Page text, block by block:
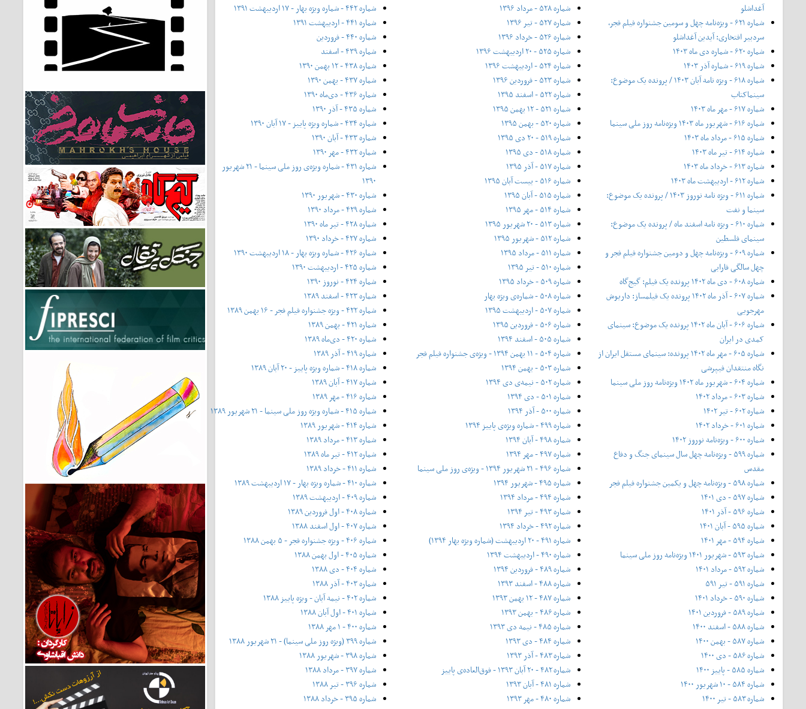
آغداشلو
شماره ۶۲۱ - ویژه‌نامه چهل‌ و‌ سومین جشنواره فیلم فجر،
سردبیر افتخاری: آیدین آغداشلو
شماره ۶۲۰ - شماره دی ماه ۱۴۰۳
شماره ۶۱۹ - شماره آذر ۱۴۰۳
شماره ۶۱۸ - ویژه نامه آبان ۱۴۰۳ / پرونده یک موضوع:
سینماکتاب
شماره ۶۱۷ - مهر ماه ۱۴۰۳
شماره ۶۱۶ - شهریور ماه ۱۴۰۳ ویژه‌نامه روز ملی سینما
شماره ۶۱۵ - مرداد ماه ۱۴۰۳
شماره ۶۱۴ - تیر ماه ۱۴۰۳
شماره ۶۱۳ - خرداد ماه ۱۴۰۳
شماره ۶۱۲ - اردیبهشت ماه ۱۴۰۳
شماره ۶۱۱ - ویژه نامه نوروز ۱۴۰۳ / پرونده یک موضوع:
سینما و نفت
شماره ۶۱۰ - ویژه نامه اسفند ماه / پرونده یک موضوع:
سینمای فلسطین
شماره ۶۰۹ - ویژه‌نامه چهل و دومین جشنواره فیلم فجر و
چهل سالگی فارابی
شماره ۶۰۸ - دی ماه ۱۴۰۲ پرونده یک فیلم: گیج‌گاه
شماره ۶۰۷ - آذر ماه ۱۴۰۲ پرونده یک فیلمساز: داریوش
مهرجویی
شماره ۶۰۶ - آبان ماه ۱۴۰۲ پرونده یک موضوع: سینمای
کمدی در ایران
شماره ۶۰۵ - مهر ماه ۱۴۰۲ پرونده: سینمای مستقل ایران از
نگاه منتقدان فیپرشی
شماره ۶۰۴ - شهریور ماه ۱۴۰۲ ویژه‌نامه روز ملی سینما
شماره ۶۰۳ - مرداد ۱۴۰۲
شماره ۶۰۲ - تیر ۱۴۰۲
شماره ۶۰۱ - خرداد ۱۴۰۲
شماره ۶۰۰ - ویژه‌نامه نوروز ۱۴۰۲
شماره ۵۹۹ - ویژه‌نامه چهل سال سینمای جنگ و دفاع
مقدس
شماره ۵۹۸ - ویژه‌نامه چهل و یکمین جشنواره فیلم فجر
شماره ۵۹۷ - دی ۱۴۰۱
شماره ۵۹۶ - آذر ۱۴۰۱
شماره ۵۹۵ - آبان ۱۴۰۱
شماره ۵۹۴ - مهر ۱۴۰۱
شماره ۵۹۳ - شهریور ۱۴۰۱ ویژه‌نامه روز ملی سینما
شماره ۵۹۲ - مرداد ۱۴۰۱
شماره ۵۹۱ - تیر ۵۹۱
شماره ۵۹۰ - خرداد ۱۴۰۱
شماره ۵۸۹ - فروردین ۱۴۰۱
شماره ۵۸۸ - اسفند ۱۴۰۰
شماره ۵۸۷ - بهمن ۱۴۰۰
شماره ۵۸۶ - دی ۱۴۰۰
شماره ۵۸۵ - پاییز ۱۴۰۰
شماره ۵۸۴ - ۱۰ شهریور ۱۴۰۰
شماره ۵۸۳ - تیر ۱۴۰۰
شماره ۵۲۸ - مرداد ۱۳۹۶
شماره ۵۲۷ - تیر ۱۳۹۶
شماره ۵۲۶ - خرداد ۱۳۹۶
شماره ۵۲۵ - ۲۰ اردیبهشت ۱۳۹۶
شماره ۵۲۴ - اردیبهشت ۱۳۹۶
شماره ۵۲۳ - فروردین ۱۳۹۶
شماره ۵۲۲ - اسفند ۱۳۹۵
شماره ۵۲۱ - ۱۲ بهمن ۱۳۹۵
شماره ۵۲۰ - بهمن ۱۳۹۵
شماره ۵۱۹ - ۲۰ دی ۱۳۹۵
شماره ۵۱۸ - دی ۱۳۹۵
شماره ۵۱۷ - آذر ۱۳۹۵
شماره ۵۱۶ - بیست آبان ۱۳۹۵
شماره ۵۱۵ - آبان ۱۳۹۵
شماره ۵۱۴ - مهر ۱۳۹۵
شماره ۵۱۳ - ۲۰ شهریور ۱۳۹۵
شماره ۵۱۲ - شهریور ۱۳۹۵
شماره ۵۱۱ - مرداد ۱۳۹۵
شماره ۵۱۰ - تیر ۱۳۹۵
شماره ۵۰۹ - خرداد ۱۳۹۵
شماره ۵۰۸ - شماره‌ی ویژه بهار
شماره ۵۰۷ - اردیبهشت ۱۳۹۵
شماره ۵۰۶ - فروردین ۱۳۹۵
شماره ۵۰۵ - اسفند ۱۳۹۴
شماره ۵۰۴ - ۱۱ بهمن ۱۳۹۴ - ویژه‌ی جشنواره فیلم فجر
شماره ۵۰۳ - بهمن ۱۳۹۴
شماره ۵۰۲ - نیمه‌ی دی ۱۳۹۴
شماره ۵۰۱ - دی ۱۳۹۴
شماره ۵۰۰ - آذر ۱۳۹۴
شماره ۴۹۹ - شماره ویژه‌ی پاییز ۱۳۹۴
شماره ۴۹۸ - آبان ۱۳۹۴
شماره ۴۹۷ - مهر ۱۳۹۴
شماره ۴۹۶ - ۲۱ شهریور ۱۳۹۴ - ویژه‌ی روز ملی سینما
شماره ۴۹۵ - شهریور ۱۳۹۴
شماره ۴۹۴ - مرداد ۱۳۹۴
شماره ۴۹۳ - تیر ۱۳۹۴
شماره ۴۹۲ - خرداد ۱۳۹۴
شماره ۴۹۱ - ۲۰ اردیبهشت (شماره ویژه بهار ۱۳۹۴)
شماره ۴۹۰ - اردیبهشت ۱۳۹۴
شماره ۴۸۹ - فروردین ۱۳۹۴
شماره ۴۸۸ - اسفند ۱۳۹۳
شماره ۴۸۷ - ۱۲ بهمن ۱۳۹۳
شماره ۴۸۶ - بهمن ۱۳۹۳
شماره ۴۸۵ - نیمه دی ۱۳۹۳
شماره ۴۸۴ - دی ۱۳۹۳
شماره ۴۸۳ - آذر ۱۳۹۳
شماره ۴۸۲ - ۲۰ آبان ۱۳۹۳ - فوق‌العاده‌ی پاییز
شماره ۴۸۱ - آبان ۱۳۹۳
شماره ۴۸۰ - مهر ۱۳۹۳
شماره ۴۴۲ - شماره ویژه بهار - ۱۷ اردیبهشت ۱۳۹۱
شماره ۴۴۱ - اردیبهشت ۱۳۹۱
شماره ۴۴۰ - فروردین
شماره ۴۳۹ - اسفند
شماره ۴۳۸ - ۱۲ بهمن ۱۳۹۰
شماره ۴۳۷ - بهمن ۱۳۹۰
شماره ۴۳۶ - دی‌ماه ۱۳۹۰
شماره ۴۳۵ - آذر ۱۳۹۰
شماره ۴۳۴ - شماره ویژه پاییز - ۱۷ آبان ۱۳۹۰
شماره ۴۳۳ - آبان ۱۳۹۰
شماره ۴۳۲ - مهر ۱۳۹۰
شماره ۴۳۱ - شماره ویژه‌ی روز ملی سینما - ۲۱ شهریور
۱۳۹۰
شماره ۴۳۰ - شهریور ۱۳۹۰
شماره ۴۲۹ - مرداد ۱۳۹۰
شماره ۴۲۸ - تیر ماه ۱۳۹۰
شماره ۴۲۷ - خرداد ۱۳۹۰
شماره ۴۲۶ - شماره ویژه بهار - ۱۸ اردیبهشت ۱۳۹۰
شماره ۴۲۵ - اردیبهشت ۱۳۹۰
شماره ۴۲۴ - نوروز ۱۳۹۰
شماره ۴۲۳ - اسفند ۱۳۸۹
شماره ۴۲۲ - ویژه جشنواره فیلم فجر - ۱۶ بهمن ۱۳۸۹
شماره ۴۲۱ - بهمن ۱۳۸۹
شماره ۴۲۰ - دی‌ماه ۱۳۸۹
شماره ۴۱۹ - آذر ۱۳۸۹
شماره ۴۱۸ - شماره ویژه پاییز - ۲۰ آبان ۱۳۸۹
شماره ۴۱۷ - آبان ۱۳۸۹
شماره ۴۱۶ - مهر ۱۳۸۹
شماره ۴۱۵ - شماره ویژه روز ملی سینما - ۲۱ شهریور ۱۳۸۹
شماره ۴۱۴ - شهریور ۱۳۸۹
شماره ۴۱۳ - مرداد ۱۳۸۹
شماره ۴۱۲ - تیر ماه ۱۳۸۹
شماره ۴۱۱ - خرداد ۱۳۸۹
شماره ۴۱۰ - شماره ویژه بهار - ۱۷ اردیبهشت ۱۳۸۹
شماره ۴۰۹ - اردیبهشت ۱۳۸۹
شماره ۴۰۸ - اول فروردین ۱۳۸۹
شماره ۴۰۷ - اول اسفند ۱۳۸۸
شماره ۴۰۶ - ویژه جشنواره فجر - ۵ بهمن ۱۳۸۸
شماره ۴۰۵ - اول بهمن ۱۳۸۸
شماره ۴۰۴ - دی ۱۳۸۸
شماره ۴۰۳ - آذر ۱۳۸۸
شماره ۴۰۲ - نیمه آبان - ویژه پاییز ۱۳۸۸
شماره ۴۰۱ - اول آبان ۱۳۸۸
شماره ۴۰۰ - ۱ مهر ۱۳۸۸
شماره ۳۹۹ (ویژه روز ملی سینما) - ۲۱ شهریور ۱۳۸۸
شماره ۳۹۸ - شهریور ۱۳۸۸
شماره ۳۹۷ - مرداد ۱۳۸۸
شماره ۳۹۶ - تیر ۱۳۸۸
شماره ۳۹۵ - خرداد ۱۳۸۸